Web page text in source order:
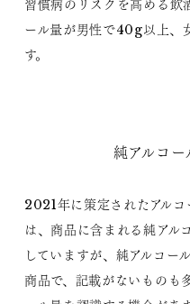
習慣病のリスクを高める飲
ール量が男性で40g以上、
す。
純アルコ
2021年に策定されたアル
は、商品に含まれる純アル
していますが、純アルコー
商品で、記載がないものも